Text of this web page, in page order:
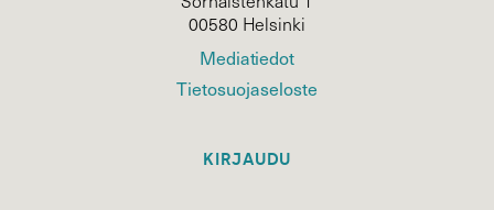
00580 Helsinki
Mediatiedot
Tietosuojaseloste
KIRJAUDU